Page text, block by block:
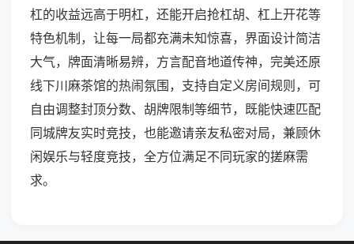
杠的收益远高于明杠，还能开启抢杠胡、杠上开花等
特色机制，让每一局都充满未知惊喜，界面设计简洁
大气，牌面清晰易辨，方言配音地道传神，完美还原
线下川麻茶馆的热闹氛围，支持自定义房间规则，可
自由调整封顶分数、胡牌限制等细节，既能快速匹配
同城牌友实时竞技，也能邀请亲友私密对局，兼顾休
闲娱乐与轻度竞技，全方位满足不同玩家的搓麻需
求。